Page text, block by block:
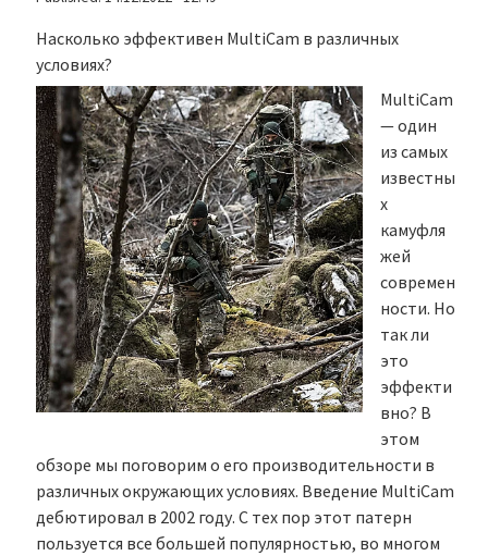
Насколько эффективен MultiCam в различных
условиях?
MultiCam
— один
из самых
известны
х
камуфля
жей
современ
ности. Но
так ли
это
эффекти
вно? В
этом
обзоре мы поговорим о его производительности в
различных окружающих условиях. Введение MultiCam
дебютировал в 2002 году. С тех пор этот патерн
пользуется все большей популярностью, во многом